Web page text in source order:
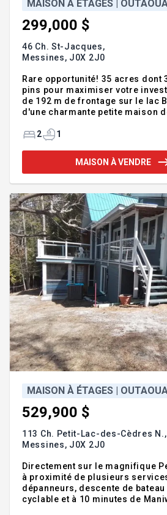
MAISON À ÉTAGES |
299,000 $
46 Ch. St-Jacques,
Messines, J0X 2J0
Rare opportunité! 35 acres dont
pins pour maximiser votre
de 192 m de frontage sur le lac
d'une charmante petite maison
des installations existantes.
permettant d'accueillir 1 à 2
est également aménagé. Un site
dans le poulailler e
2 1
MAISON À VENDRE
MAISON À ÉTAGES |
529,900 $
113 Ch. Petit-Lac-des-Cèdres N.,
Messines, J0X 2J0
Directement sur le magnifique
à proximité de plusieurs services,
dépanneurs, descente de
cyclable et à 10 minutes de